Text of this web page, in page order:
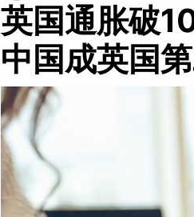
英国通胀破
中国成英国